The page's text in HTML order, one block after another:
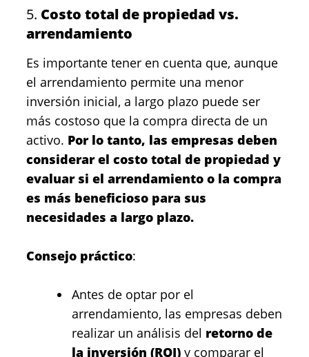
5. Costo total de propiedad vs.
arrendamiento
Es importante tener en cuenta que, aunque
el arrendamiento permite una menor
inversión inicial, a largo plazo puede ser
más costoso que la compra directa de un
activo. Por lo tanto, las empresas deben
considerar el costo total de propiedad y
evaluar si el arrendamiento o la compra
es más beneficioso para sus
necesidades a largo plazo.
Consejo práctico:
Antes de optar por el
arrendamiento, las empresas deben
realizar un análisis del retorno de
la inversión (ROI) y comparar el